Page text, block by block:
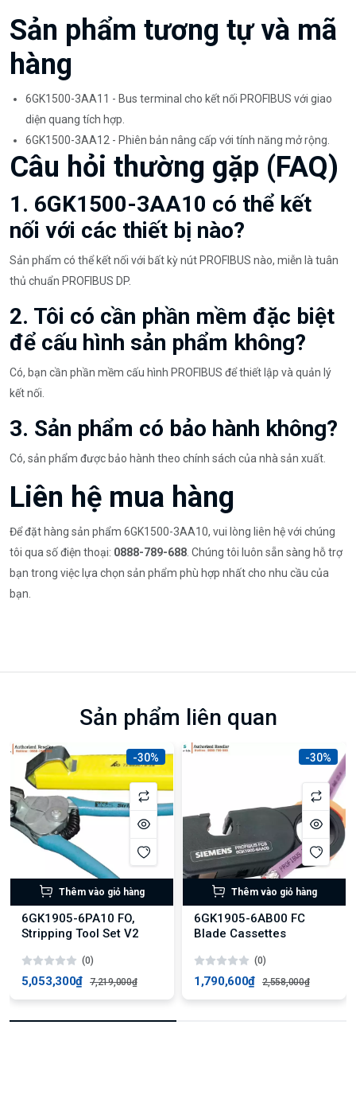
Sản phẩm tương tự và mã
hàng
6GK1500-3AA11 - Bus terminal cho kết nối PROFIBUS với giao
diện quang tích hợp.
6GK1500-3AA12 - Phiên bản nâng cấp với tính năng mở rộng.
Câu hỏi thường gặp (FAQ)
1. 6GK1500-3AA10 có thể kết
nối với các thiết bị nào?
Sản phẩm có thể kết nối với bất kỳ nút PROFIBUS nào, miễn là tuân
thủ chuẩn PROFIBUS DP.
2. Tôi có cần phần mềm đặc biệt
để cấu hình sản phẩm không?
Có, bạn cần phần mềm cấu hình PROFIBUS để thiết lập và quản lý
kết nối.
3. Sản phẩm có bảo hành không?
Có, sản phẩm được bảo hành theo chính sách của nhà sản xuất.
Liên hệ mua hàng
Để đặt hàng sản phẩm 6GK1500-3AA10, vui lòng liên hệ với chúng
tôi qua số điện thoại: 0888-789-688 . Chúng tôi luôn sẵn sàng hỗ trợ
bạn trong việc lựa chọn sản phẩm phù hợp nhất cho nhu cầu của
bạn.
Sản phẩm liên quan
-30%
Thêm vào giỏ hàng
6GK1905-6PA10 FO,
Stripping Tool Set V2
(0)
5,053,300₫ 7,219,000₫
-30%
Thêm vào giỏ hàng
6GK1905-6AB00 FC
Blade Cassettes
(0)
1,790,600₫ 2,558,000₫